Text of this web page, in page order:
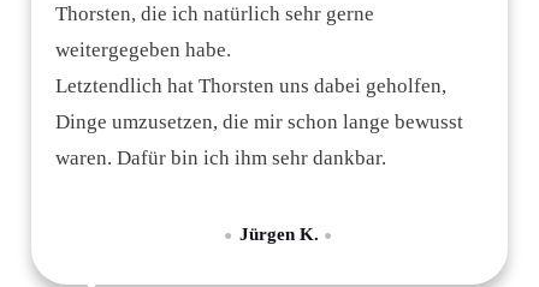
Thorsten, die ich natürlich sehr gerne
weitergegeben habe.
Letztendlich hat Thorsten uns dabei geholfen,
Dinge umzusetzen, die mir schon lange bewusst
waren. Dafür bin ich ihm sehr dankbar.
● Jürgen K. ●